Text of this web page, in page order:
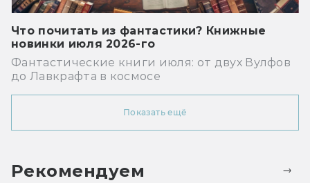
Что почитать из фантастики? Книжные
новинки июля 2026-го
Фантастические книги июля: от двух Вулфов
до Лавкрафта в космосе
Показать ещё
Рекомендуем